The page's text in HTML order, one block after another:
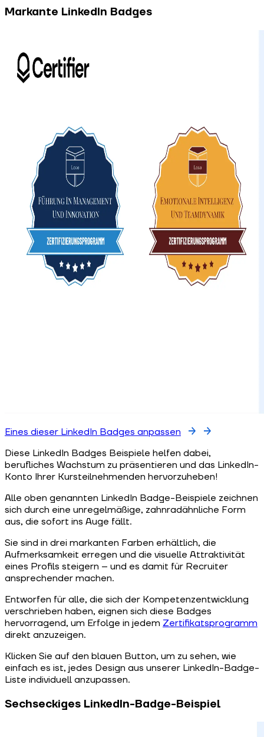
Markante LinkedIn Badges
Eines dieser LinkedIn Badges anpassen
Diese LinkedIn Badges Beispiele helfen dabei,
berufliches Wachstum zu präsentieren und das LinkedIn-
Konto Ihrer Kursteilnehmenden hervorzuheben!
Alle oben genannten LinkedIn Badge-Beispiele zeichnen
sich durch eine unregelmäßige, zahnradähnliche Form
aus, die sofort ins Auge fällt.
Sie sind in drei markanten Farben erhältlich, die
Aufmerksamkeit erregen und die visuelle Attraktivität
eines Profils steigern – und es damit für Recruiter
ansprechender machen.
Entworfen für alle, die sich der Kompetenzentwicklung
verschrieben haben, eignen sich diese Badges
hervorragend, um Erfolge in jedem Zertifikatsprogramm
direkt anzuzeigen.
Klicken Sie auf den blauen Button, um zu sehen, wie
einfach es ist, jedes Design aus unserer LinkedIn-Badge-
Liste individuell anzupassen.
Sechseckiges LinkedIn-Badge-Beispiel